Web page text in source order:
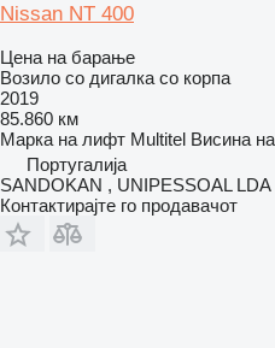
Nissan NT 400
Цена на барање
Возило со дигалка со корпа
2019
85.860 км
Марка на лифт Multitel Висина
Португалија
SANDOKAN , UNIPESSOAL LDA
Контактирајте го продавачот